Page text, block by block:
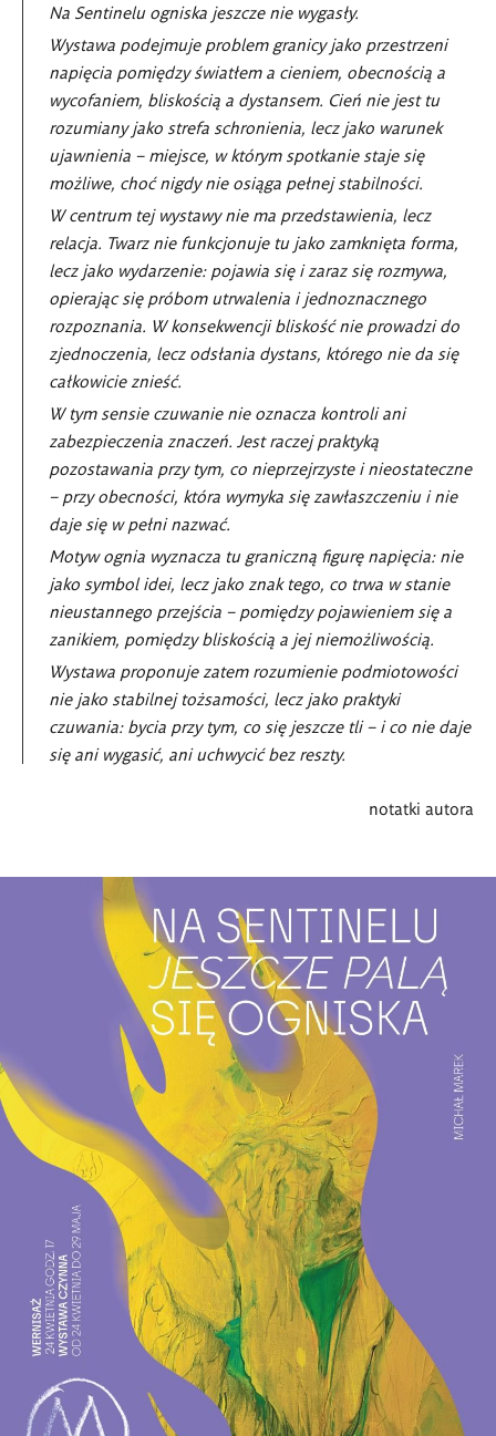
Na Sentinelu ogniska jeszcze nie wygasły.
Wystawa podejmuje problem granicy jako przestrzeni
napięcia pomiędzy światłem a cieniem, obecnością a
wycofaniem, bliskością a dystansem. Cień nie jest tu
rozumiany jako strefa schronienia, lecz jako warunek
ujawnienia – miejsce, w którym spotkanie staje się
możliwe, choć nigdy nie osiąga pełnej stabilności.
W centrum tej wystawy nie ma przedstawienia, lecz
relacja. Twarz nie funkcjonuje tu jako zamknięta forma,
lecz jako wydarzenie: pojawia się i zaraz się rozmywa,
opierając się próbom utrwalenia i jednoznacznego
rozpoznania. W konsekwencji bliskość nie prowadzi do
zjednoczenia, lecz odsłania dystans, którego nie da się
całkowicie znieść.
W tym sensie czuwanie nie oznacza kontroli ani
zabezpieczenia znaczeń. Jest raczej praktyką
pozostawania przy tym, co nieprzejrzyste i nieostateczne
– przy obecności, która wymyka się zawłaszczeniu i nie
daje się w pełni nazwać.
Motyw ognia wyznacza tu graniczną figurę napięcia: nie
jako symbol idei, lecz jako znak tego, co trwa w stanie
nieustannego przejścia – pomiędzy pojawieniem się a
zanikiem, pomiędzy bliskością a jej niemożliwością.
Wystawa proponuje zatem rozumienie podmiotowości
nie jako stabilnej tożsamości, lecz jako praktyki
czuwania: bycia przy tym, co się jeszcze tli – i co nie daje
się ani wygasić, ani uchwycić bez reszty.
notatki autora